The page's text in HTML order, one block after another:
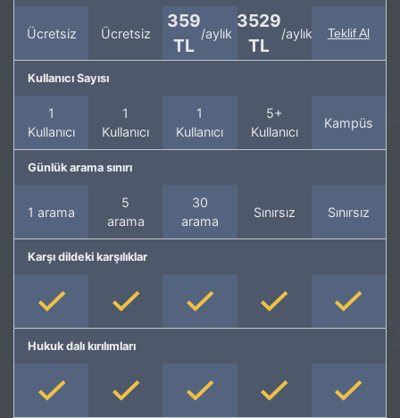
Ücretsiz Ücretsiz
359
TL
/aylık
3529
TL
/aylık Teklif Al
Kullanıcı Sayısı
1
Kullanıcı
1
Kullanıcı
1
Kullanıcı
5+
Kullanıcı
Kampüs
Günlük arama sınırı
1 arama
5
arama
30
arama
Sınırsız Sınırsız
Karşı dildeki karşılıklar
Hukuk dalı kırılımları